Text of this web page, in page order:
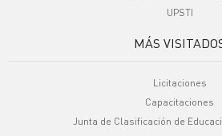
UPSTI
MÁS
Licitaciones
Capacitaciones
Junta de Clasificación de